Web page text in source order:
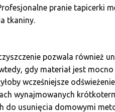
pranie tapicerki
tkaniny.
pozwala również
gdy materiał jest
wcześniejsze
wynajmowanych
do usunięcia domowymi